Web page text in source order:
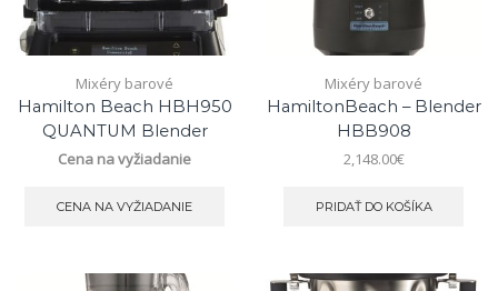
Mixéry barové
Hamilton Beach HBH950
QUANTUM Blender
Cena na vyžiadanie
CENA NA VYŽIADANIE
Mixéry barové
HamiltonBeach – Blender
HBB908
2,148.00€
PRIDAŤ DO KOŠÍKA